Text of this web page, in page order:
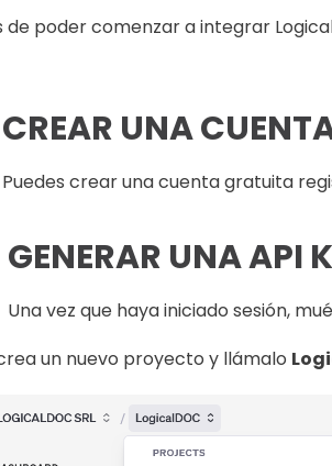
de poder comenzar a integrar
CREAR UNA
Puedes crear una cuenta gratuita
GENERAR UNA API
Una vez que haya iniciado sesión,
un nuevo proyecto y llámalo